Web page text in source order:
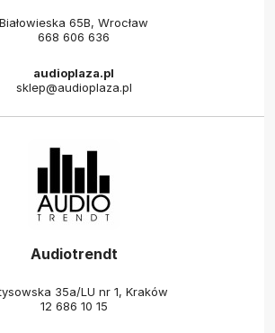
Białowieska 65B, Wrocław
668 606 636
audioplaza.pl
sklep@audioplaza.pl
Audiotrendt
35a/LU nr 1, Kraków
12 686 10 15